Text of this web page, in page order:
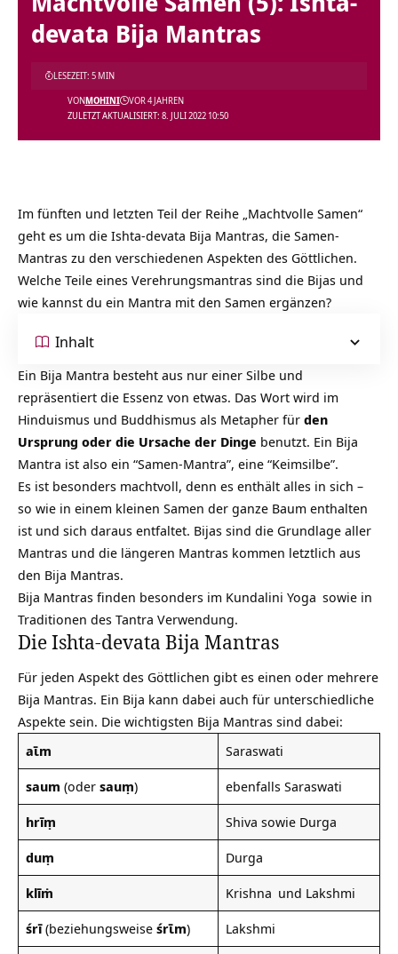
devata Bija Mantras
ZULETZT AKTUALISIERT: 8. JULI 2022 10:50
VONMOHINI VOR 4 JAHREN
LESEZEIT: 5 MIN
Im fünften und letzten Teil der Reihe „Machtvolle Samen“
geht es um die Ishta-devata Bija Mantras, die Samen-
Mantras zu den verschiedenen Aspekten des Göttlichen.
Welche Teile eines Verehrungsmantras sind die Bijas und
wie kannst du ein Mantra mit den Samen ergänzen?
Inhalt
Ein Bija Mantra besteht aus nur einer Silbe und
repräsentiert die Essenz von etwas. Das Wort wird im
Hinduismus und Buddhismus als Metapher für den
Ursprung oder die Ursache der Dinge benutzt. Ein Bija
Mantra ist also ein “Samen-Mantra”, eine “Keimsilbe”.
Es ist besonders machtvoll, denn es enthält alles in sich –
so wie in einem kleinen Samen der ganze Baum enthalten
ist und sich daraus entfaltet. Bijas sind die Grundlage aller
Mantras und die längeren Mantras kommen letztlich aus
den Bija Mantras.
Bija Mantras finden besonders im Kundalini Yoga sowie in
Traditionen des Tantra Verwendung.
Die Ishta-devata Bija Mantras
Für jeden Aspekt des Göttlichen gibt es einen oder mehrere
Bija Mantras. Ein Bija kann dabei auch für unterschiedliche
Aspekte sein. Die wichtigsten Bija Mantras sind dabei:
aῑm
Saraswati
saum (oder sauṃ)
ebenfalls Saraswati
hrīṃ
Shiva sowie Durga
duṃ
Durga
klīṁ
Krishna und Lakshmi
śrī(beziehungsweise śrῑm)
Lakshmi